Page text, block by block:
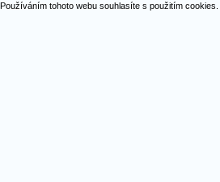
Používáním tohoto webu souhlasíte s použitím cookies.